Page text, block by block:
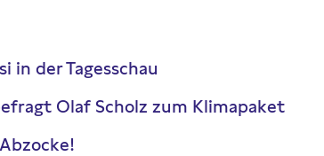
in der Tagesschau
Olaf Scholz zum Klimapaket